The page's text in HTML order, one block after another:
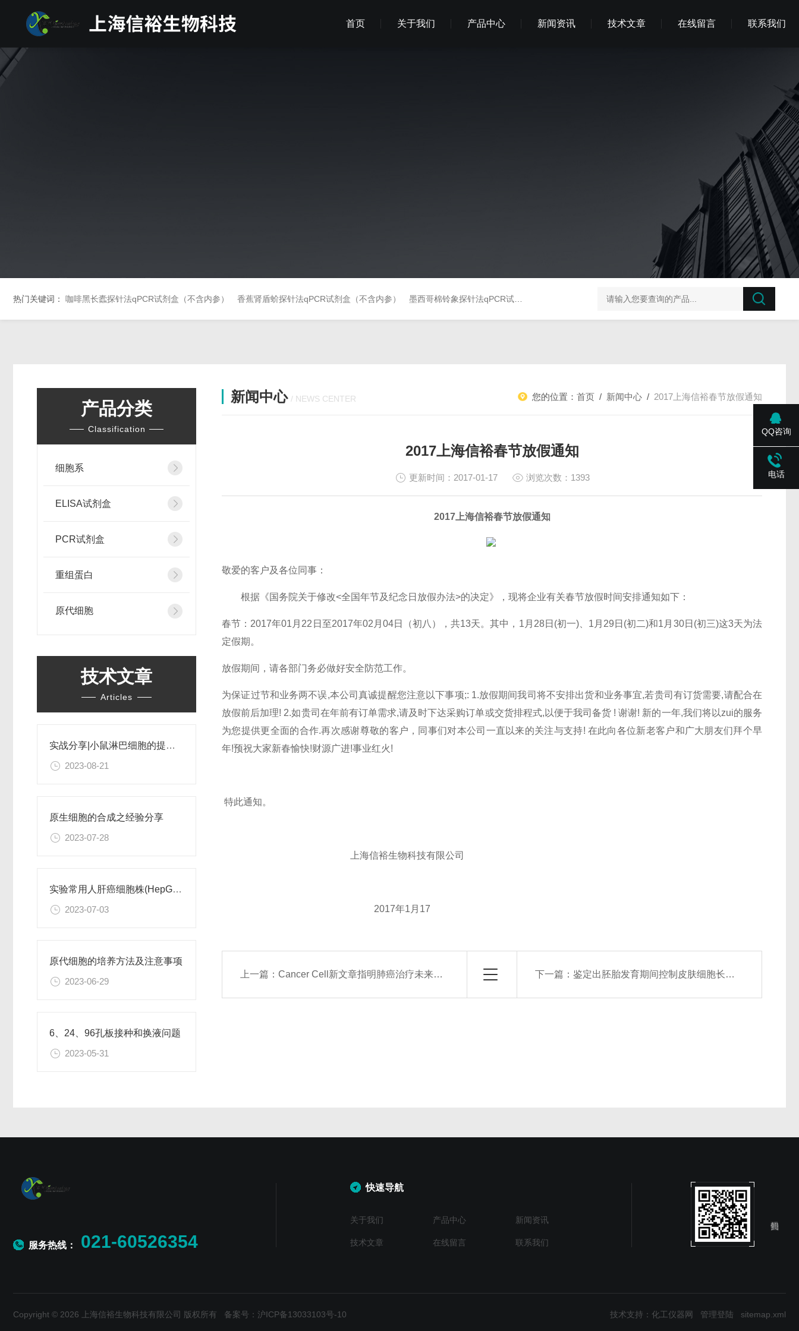
首页 关于我们 产品中心 新闻资讯 技术文章 在线留言 联系我们
热门关键词： 咖啡黑长蠹探针法qPCR试剂盒（不含内参） 香蕉肾盾蚧探针法qPCR试剂盒（不含内参） 墨西哥棉铃象探针法qPCR试剂盒（不含内参） 榛子东部枯萎病菌探针法qPCR试剂盒不含内参
产品分类
Classification
细胞系
ELISA试剂盒
PCR试剂盒
重组蛋白
原代细胞
技术文章
Articles
实战分享|小鼠淋巴细胞的提取和分选之经验小结
2023-08-21
原生细胞的合成之经验分享
2023-07-28
实验常用人肝癌细胞株(HepG2/Hep3B,HuH-7,MHCC97H,PLC/PRF/5)怎么选？
2023-07-03
原代细胞的培养方法及注意事项
2023-06-29
6、24、96孔板接种和换液问题
2023-05-31
新闻中心 / NEWS CENTER 您的位置： 首页 / 新闻中心 / 2017上海信裕春节放假通知
2017上海信裕春节放假通知
更新时间：2017-01-17 浏览次数：1393
2017上海信裕春节放假通知
敬爱的客户及各位同事：
根据《国务院关于修改<全国年节及纪念日放假办法>的决定》，现将企业有关春节放假时间安排通知如下：
春节：2017年01月22日至2017年02月04日（初八），共13天。其中，1月28日(初一)、1月29日(初二)和1月30日(初三)这3天为法
定假期。
放假期间，请各部门务必做好安全防范工作。
为保证过节和业务两不误,本公司真诚提醒您注意以下事项;: 1.放假期间我司将不安排出货和业务事宜,若贵司有订货需要,请配合在
放假前后加理! 2.如贵司在年前有订单需求,请及时下达采购订单或交货排程式,以便于我司备货 ! 谢谢! 新的一年,我们将以zui的服务
为您提供更全面的合作.再次感谢尊敬的客户，同事们对本公司一直以来的关注与支持! 在此向各位新老客户和广大朋友们拜个早
年!预祝大家新春愉快!财源广进!事业红火!
特此通知。
上海信裕生物科技有限公司
2017年1月17
上一篇：Cancer Cell新文章指明肺癌治疗未来方向 下一篇： 鉴定出胚胎发育期间控制皮肤细胞长出毛囊或汗腺机制
服务热线： 021-60526354
快速导航
关于我们 产品中心 新闻资讯
技术文章 在线留言 联系我们
Copyright © 2026 上海信裕生物科技有限公司 版权所有 备案号：沪ICP备13033103号-10 技术支持： 化工仪器网 管理登陆 sitemap.xml
QQ咨询
电话